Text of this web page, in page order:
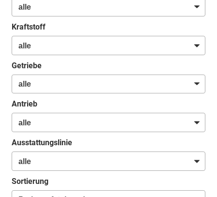
Kraftstoff
Getriebe
Antrieb
Ausstattungslinie
Sortierung